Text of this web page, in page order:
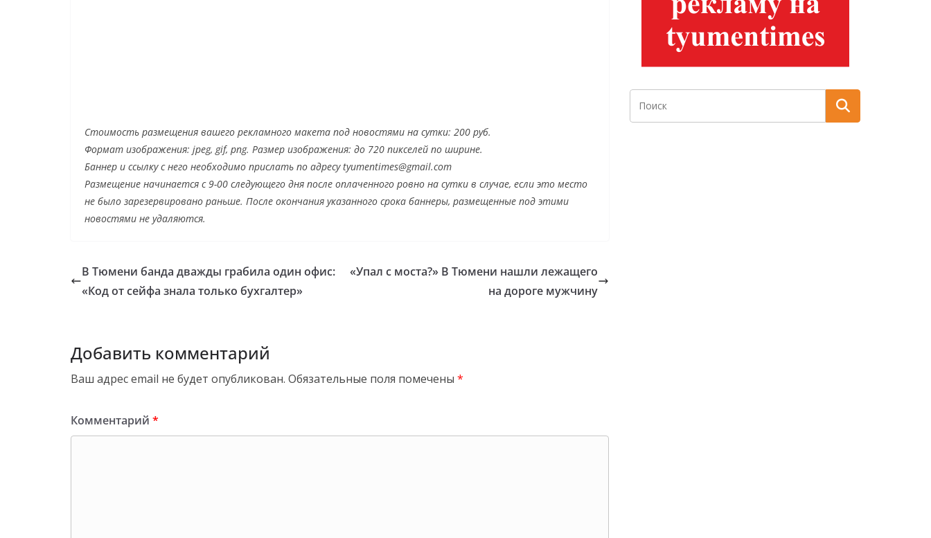
Стоимость размещения вашего рекламного макета под новостями на сутки: 200 руб.
Формат изображения: jpeg, gif, png. Размер изображения: до 720 пикселей по ширине.
Баннер и ссылку с него необходимо прислать по адресу tyumentimes@gmail.com
Размещение начинается с 9-00 следующего дня после оплаченного ровно на сутки в случае, если это место
не было зарезервировано раньше. После окончания указанного срока баннеры, размещенные под этими
новостями не удаляются.
В Тюмени банда дважды грабила один офис:
«Код от сейфа знала только бухгалтер»
«Упал с моста?» В Тюмени нашли лежащего
на дороге мужчину
Добавить комментарий
Ваш адрес email не будет опубликован. Обязательные поля помечены *
Комментарий *